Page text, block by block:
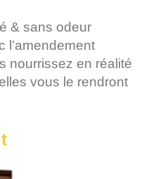
& sans odeur
l’amendement
nourrissez en réalité
vous le rendront